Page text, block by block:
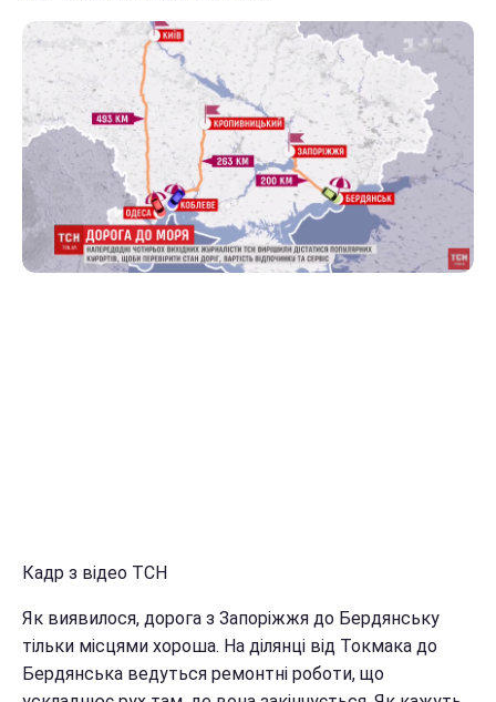
Кадр з відео ТСН
Як виявилося, дорога з Запоріжжя до Бердянську
тільки місцями хороша. На ділянці від Токмака до
Бердянська ведуться ремонтні роботи, що